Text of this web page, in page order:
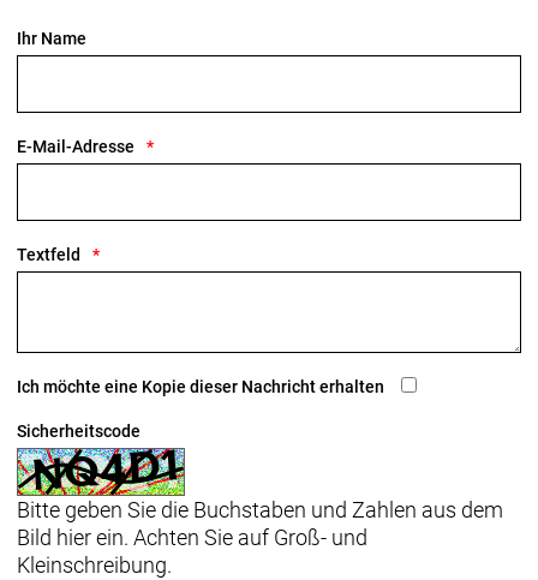
Ihr Name
E-Mail-Adresse
Textfeld
Ich möchte eine Kopie dieser Nachricht erhalten
Sicherheitscode
Bitte geben Sie die Buchstaben und Zahlen aus dem
Bild hier ein. Achten Sie auf Groß- und
Kleinschreibung.